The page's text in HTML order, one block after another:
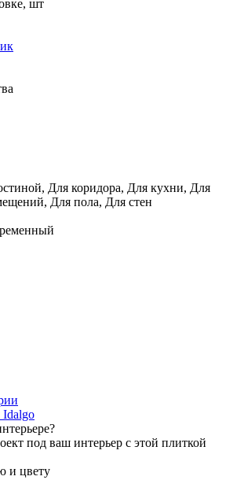
шт
Для коридора, Для кухни, Для
Для пола, Для стен
Idalgo
под ваш интерьер с этой плиткой
и цвету